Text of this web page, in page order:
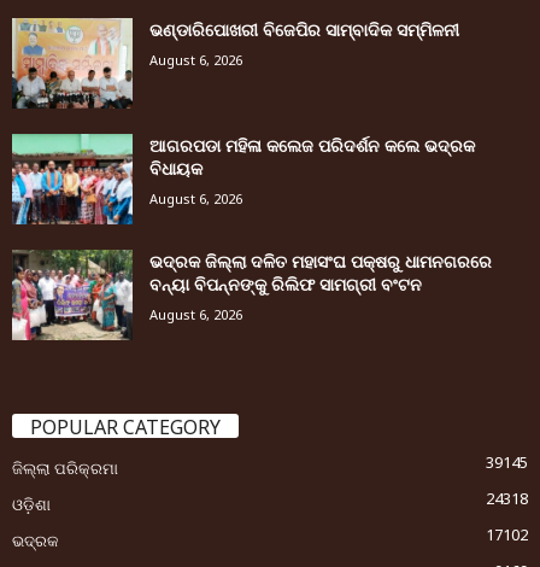
ଭଣ୍ଡାରିପୋଖରୀ ବିଜେପିର ସାମ୍ବାଦିକ ସମ୍ମିଳନୀ
August 6, 2026
ଆଗରପଡା ମହିଳା କଲେଜ ପରିଦର୍ଶନ କଲେ ଭଦ୍ରକ
ବିଧାୟକ
August 6, 2026
ଭଦ୍ରକ ଜିଲ୍ଲା ଦଳିତ ମହାସଂଘ ପକ୍ଷରୁ ଧାମନଗରରେ
ବନ୍ୟା ବିପନ୍ନଙ୍କୁ ରିଲିଫ ସାମଗ୍ରୀ ବଂଟନ
August 6, 2026
POPULAR CATEGORY
ଜିଲ୍ଲା ପରିକ୍ରମା
39145
ଓଡ଼ିଶା
24318
ଭଦ୍ରକ
17102